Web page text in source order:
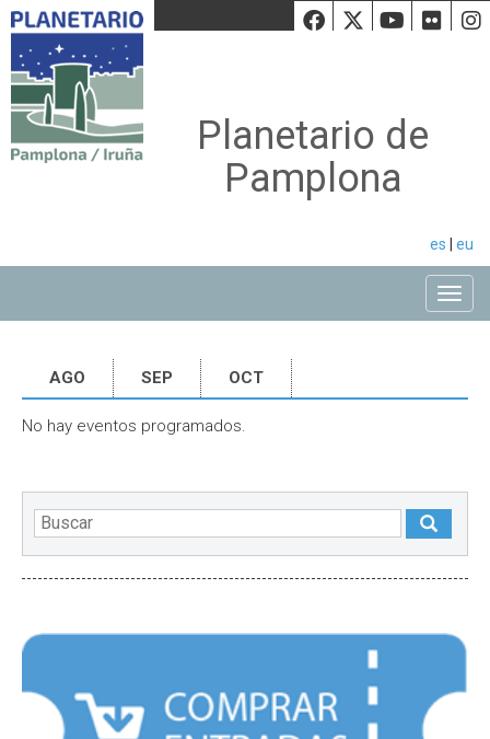
Facebook
Twiiter
Planetario de
Pamplona
es eu
AGO SEP OCT
No hay eventos programados.